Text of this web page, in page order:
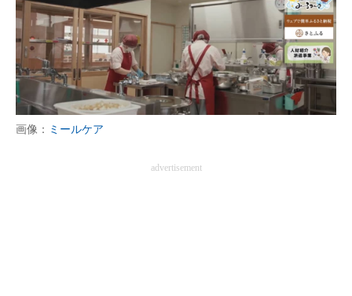
画像： ミールケア
advertisement